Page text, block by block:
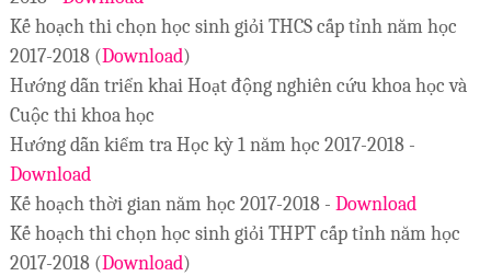
Kế hoạch thi chọn học sinh giỏi THCS cấp tỉnh năm học
2017-2018 (Download)
Hướng dẫn triển khai Hoạt động nghiên cứu khoa học và
Cuộc thi khoa học
Hướng dẫn kiểm tra Học kỳ 1 năm học 2017-2018 -
Download
Kế hoạch thời gian năm học 2017-2018 - Download
Kế hoạch thi chọn học sinh giỏi THPT cấp tỉnh năm học
2017-2018 (Download)